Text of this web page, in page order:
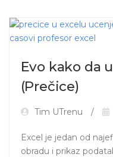
Evo kako da
(Prečice)
Tim UTrenu
Excel je jedan od
obradu i prikaz